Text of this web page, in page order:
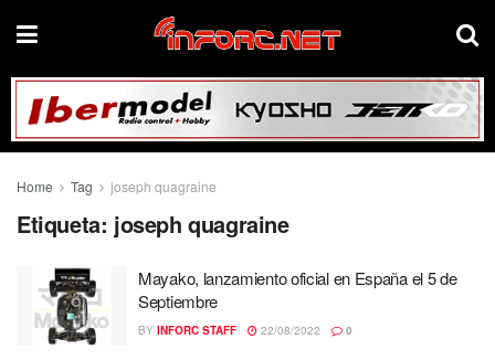
Home Tag joseph quagraine
Etiqueta: joseph quagraine
Mayako, lanzamiento oficial en España el 5 de
Septiembre
BY INFORC STAFF 22/08/2022 0